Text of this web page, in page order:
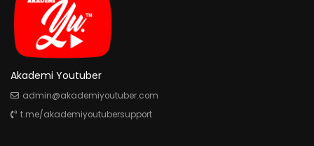
Akademi Youtuber
admin@akademiyoutuber.com
t.me/akademiyoutubersupport